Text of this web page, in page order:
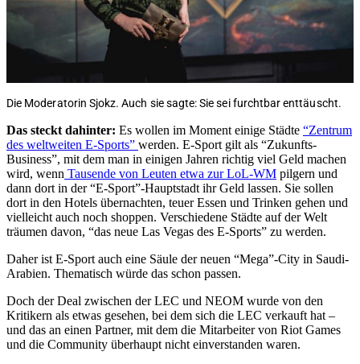
Die Moderatorin Sjokz. Auch sie sagte: Sie sei furchtbar enttäuscht.
Das steckt dahinter: Es wollen im Moment einige Städte “Zentrum
des weltweiten E-Sports” werden. E-Sport gilt als “Zukunfts-
Business”, mit dem man in einigen Jahren richtig viel Geld machen
wird, wenn Tausende von Leuten etwa zur LoL-WM pilgern und
dann dort in der “E-Sport”-Hauptstadt ihr Geld lassen. Sie sollen
dort in den Hotels übernachten, teuer Essen und Trinken gehen und
vielleicht auch noch shoppen. Verschiedene Städte auf der Welt
träumen davon, “das neue Las Vegas des E-Sports” zu werden.
Daher ist E-Sport auch eine Säule der neuen “Mega”-City in Saudi-
Arabien. Thematisch würde das schon passen.
Doch der Deal zwischen der LEC und NEOM wurde von den
Kritikern als etwas gesehen, bei dem sich die LEC verkauft hat –
und das an einen Partner, mit dem die Mitarbeiter von Riot Games
und die Community überhaupt nicht einverstanden waren.